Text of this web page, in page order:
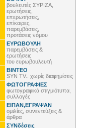
βουλευτές ΣΥΡΙΖΑ,
ερωτήσεις,
επερωτήσεις,
επίκαιρες,
παρεμβάσεις,
προτάσεις νόμου
ΕΥΡΩΒΟΥΛΗ
παρεμβάσεις &
ερωτήσεις
του ευρωβουλευτή
ΒΙΝΤΕΟ
SYN TV.. χωρίς διαφημίσεις
ΦΩΤΟΓΡΑΦΙΕΣ
φωτογραφικά στιγμιότυπα,
συλλογές
ΕΙΠΑΝ,ΕΓΡΑΨΑΝ
ομιλίες, συνεντεύξεις &
άρθρα
ΣΥΝδέσεις